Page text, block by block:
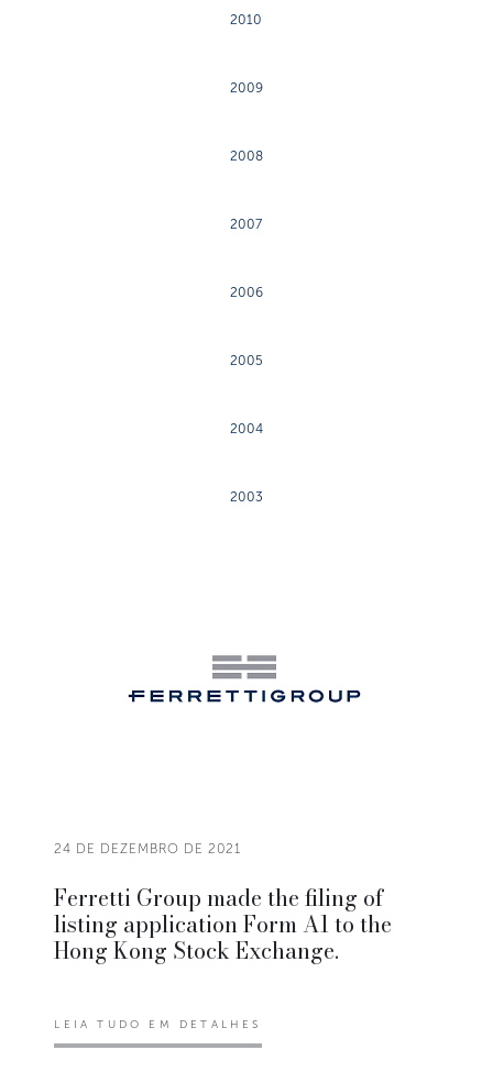
2010
2009
2008
2007
2006
2005
2004
2003
24 DE DEZEMBRO DE 2021
Ferretti Group made the filing of
listing application Form A1 to the
Hong Kong Stock Exchange.
LEIA TUDO EM DETALHES